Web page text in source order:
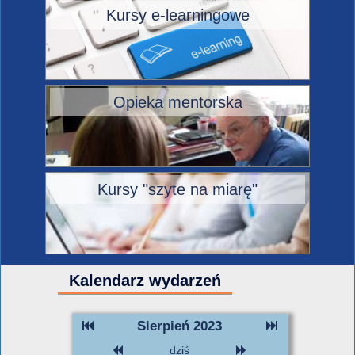
Kursy e-learningowe
Opieka mentorska
Kursy "szyte na miarę"
Kalendarz wydarzeń
Sierpień 2023
dziś